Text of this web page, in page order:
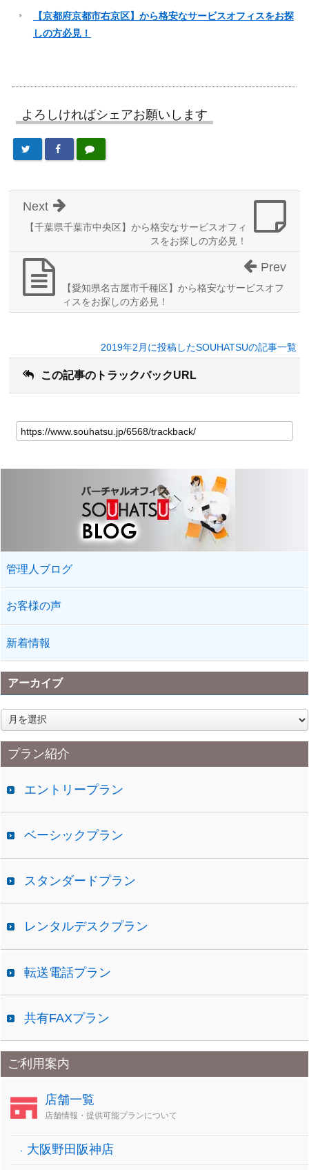
【京都府京都市右京区】から格安なサービスオフィスをお探
しの方必見！
よろしければシェアお願いします
【千葉県千葉市中央区】から格安なサービスオフィ
スをお探しの方必見！
Next
【愛知県名古屋市千種区】から格安なサービスオフ
ィスをお探しの方必見！
Prev
2019年2月に投稿したSOUHATSUの記事一覧
この記事のトラックバックURL
管理人ブログ
お客様の声
新着情報
アーカイブ
ア
ー
カ
イプラン紹介
エントリープラン
ベーシックプラン
スタンダードプラン
レンタルデスクプラン
転送電話プラン
共有FAXプラン
ご利用案内
店舗一覧
店舗情報・提供可能プランについて
大阪野田阪神店